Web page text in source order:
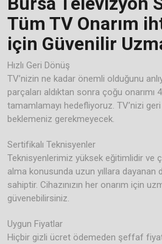
Tüm TV Onarım
için Güvenilir
Hızlı Geri Dönüş
TV’nizin ne kadar önemli olduğunu
parçaları aldıktan sonra çoğu onarımı
tamamlamayı hedefliyoruz. TV’nizi
beklemeniz gerekmeyecek.
Sertifikalı Teknisyenler
Teknisyenlerimiz yüksek eğitimlidir ve
alma konusunda uzun yıllara dayanan
sahiptir. Cihazınızın her onarım için
güvenebilirsiniz.
Uygun Fiyatlar
Hiçbir gizli ücret ödemeden şeffaf